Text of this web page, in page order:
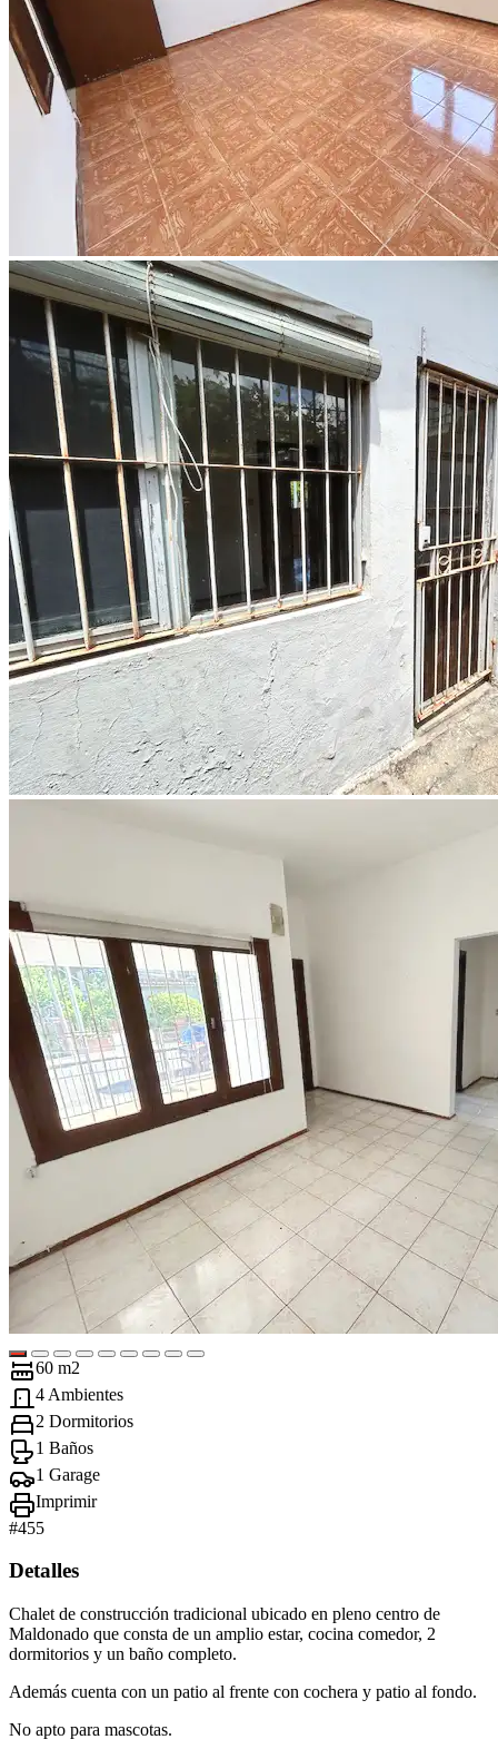
60 m2
4 Ambientes
2 Dormitorios
1 Baños
1 Garage
Imprimir
#455
Detalles
Chalet de construcción tradicional ubicado en pleno centro de
Maldonado que consta de un amplio estar, cocina comedor, 2
dormitorios y un baño completo.
Además cuenta con un patio al frente con cochera y patio al fondo.
No apto para mascotas.